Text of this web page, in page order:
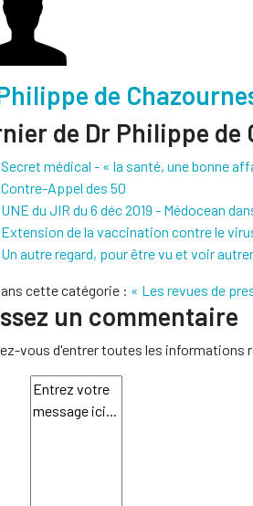
de
de Dr Philippe de
Secret médical - « la santé, une bonne
Contre-Appel des 50
UNE du JIR du 6 déc 2019 - Médocean
Extension de la vaccination contre le
Un autre regard, pour être vu et voir
cette catégorie : « Les revues de
un commentaire
vous d'entrer toutes les informations